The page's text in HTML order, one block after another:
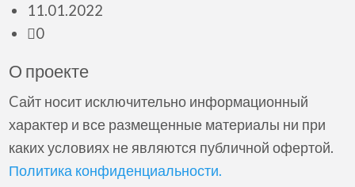
11.01.2022
0
О проекте
Cайт носит исключительно информационный
характер и все размещенные материалы ни при
каких условиях не являются публичной офертой.
Политика конфиденциальности.